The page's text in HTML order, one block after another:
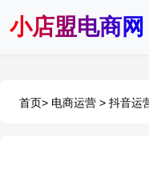
小店盟电商网
首页> 电商运营 > 抖音运